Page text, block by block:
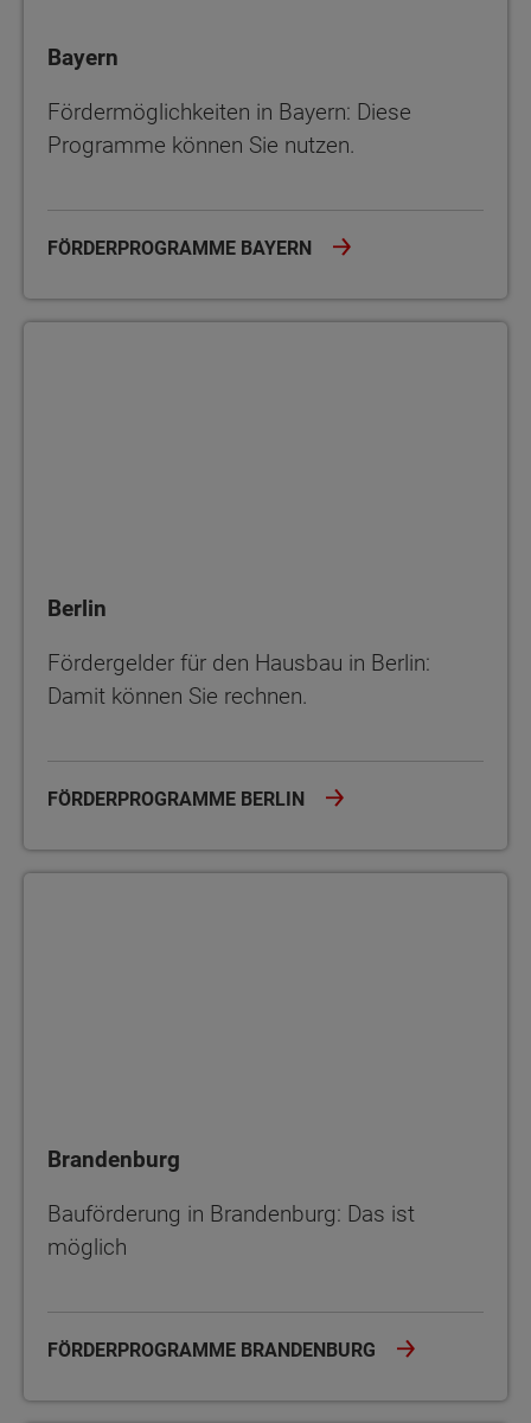
Bayern
Fördermöglichkeiten in Bayern: Diese
Programme können Sie nutzen.
FÖRDERPROGRAMME BAYERN
Berlin
Fördergelder für den Hausbau in Berlin:
Damit können Sie rechnen.
FÖRDERPROGRAMME BERLIN
Brandenburg
Bauförderung in Brandenburg: Das ist
möglich
FÖRDERPROGRAMME BRANDENBURG